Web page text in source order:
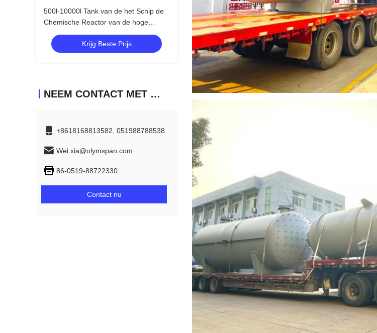
500l-10000l Tank van de het Schip de
Chemische Reactor van de hoge
drukreactie
Krijg Beste Prijs
NEEM CONTACT MET ONS OP
+8618168813582, 051988788538
Wei.xia@olymspan.com
86-0519-88722330
Contact nu